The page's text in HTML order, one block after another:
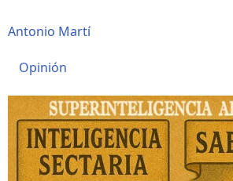
Antonio Martí
Opinión